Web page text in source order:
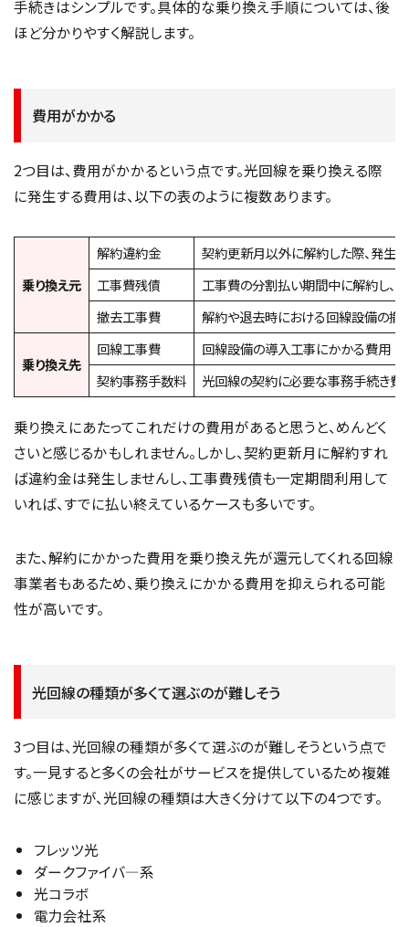
手続きはシンプルです。具体的な乗り換え手順については、後
ほど分かりやすく解説します。
費用がかかる
2つ目は、費用がかかるという点です。光回線を乗り換える際
に発生する費用は、以下の表のように複数あります。
乗り換え元
解約違約金
契約更新月以外に解約した際、発生
工事費残債
工事費の分割払い期間中に解約し、
撤去工事費
解約や退去時における回線設備の撤
乗り換え先
回線工事費
回線設備の導入工事にかかる費用
契約事務手数料
光回線の契約に必要な事務手続き費
乗り換えにあたってこれだけの費用があると思うと、めんどく
さいと感じるかもしれません。しかし、契約更新月に解約すれ
ば違約金は発生しませんし、工事費残債も一定期間利用して
いれば、すでに払い終えているケースも多いです。
また、解約にかかった費用を乗り換え先が還元してくれる回線
事業者もあるため、乗り換えにかかる費用を抑えられる可能
性が高いです。
光回線の種類が多くて選ぶのが難しそう
3つ目は、光回線の種類が多くて選ぶのが難しそうという点で
す。一見すると多くの会社がサービスを提供しているため複雑
に感じますが、光回線の種類は大きく分けて以下の4つです。
フレッツ光
ダークファイバ―系
光コラボ
電力会社系